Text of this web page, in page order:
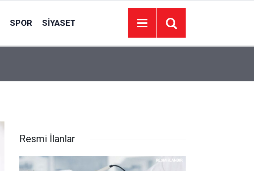
SPOR SIYASET
Resmi İlanlar